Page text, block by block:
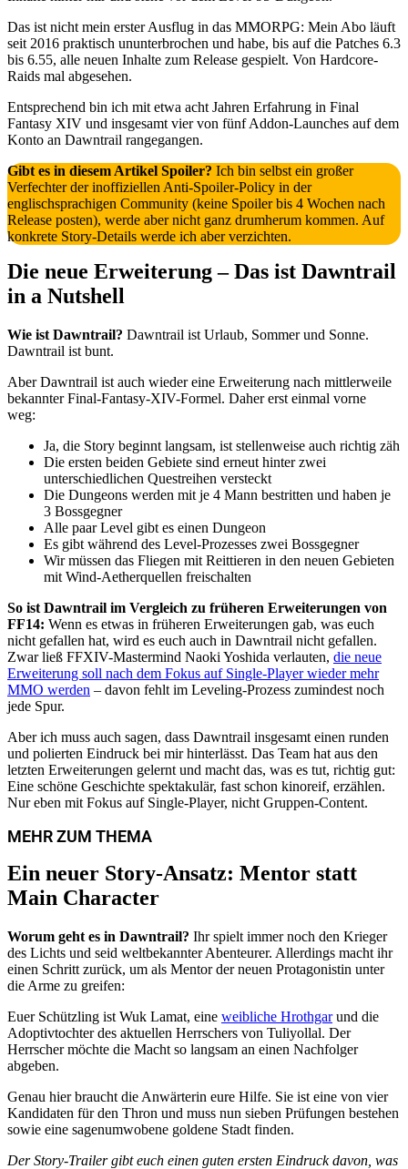
Das ist nicht mein erster Ausflug in das MMORPG: Mein Abo läuft
seit 2016 praktisch ununterbrochen und habe, bis auf die Patches 6.3
bis 6.55, alle neuen Inhalte zum Release gespielt. Von Hardcore-
Raids mal abgesehen.
Entsprechend bin ich mit etwa acht Jahren Erfahrung in Final
Fantasy XIV und insgesamt vier von fünf Addon-Launches auf dem
Konto an Dawntrail rangegangen.
Gibt es in diesem Artikel Spoiler? Ich bin selbst ein großer
Verfechter der inoffiziellen Anti-Spoiler-Policy in der
englischsprachigen Community (keine Spoiler bis 4 Wochen nach
Release posten), werde aber nicht ganz drumherum kommen. Auf
konkrete Story-Details werde ich aber verzichten.
Die neue Erweiterung – Das ist Dawntrail
in a Nutshell
Wie ist Dawntrail? Dawntrail ist Urlaub, Sommer und Sonne.
Dawntrail ist bunt.
Aber Dawntrail ist auch wieder eine Erweiterung nach mittlerweile
bekannter Final-Fantasy-XIV-Formel. Daher erst einmal vorne
weg:
Ja, die Story beginnt langsam, ist stellenweise auch richtig zäh
Die ersten beiden Gebiete sind erneut hinter zwei
unterschiedlichen Questreihen versteckt
Die Dungeons werden mit je 4 Mann bestritten und haben je
3 Bossgegner
Alle paar Level gibt es einen Dungeon
Es gibt während des Level-Prozesses zwei Bossgegner
Wir müssen das Fliegen mit Reittieren in den neuen Gebieten
mit Wind-Aetherquellen freischalten
So ist Dawntrail im Vergleich zu früheren Erweiterungen von
FF14: Wenn es etwas in früheren Erweiterungen gab, was euch
nicht gefallen hat, wird es euch auch in Dawntrail nicht gefallen.
Zwar ließ FFXIV-Mastermind Naoki Yoshida verlauten, die neue
Erweiterung soll nach dem Fokus auf Single-Player wieder mehr
MMO werden – davon fehlt im Leveling-Prozess zumindest noch
jede Spur.
Aber ich muss auch sagen, dass Dawntrail insgesamt einen runden
und polierten Eindruck bei mir hinterlässt. Das Team hat aus den
letzten Erweiterungen gelernt und macht das, was es tut, richtig gut:
Eine schöne Geschichte spektakulär, fast schon kinoreif, erzählen.
Nur eben mit Fokus auf Single-Player, nicht Gruppen-Content.
MEHR ZUM THEMA
Final Fantasy XIV: Evercold – Alles zu Release,
Trailer, Plattformen und mehr
von Sophia Weiss
Ein neuer Story-Ansatz: Mentor statt
Main Character
Worum geht es in Dawntrail? Ihr spielt immer noch den Krieger
des Lichts und seid weltbekannter Abenteurer. Allerdings macht ihr
einen Schritt zurück, um als Mentor der neuen Protagonistin unter
die Arme zu greifen:
Euer Schützling ist Wuk Lamat, eine weibliche Hrothgarund die
Adoptivtochter des aktuellen Herrschers von Tuliyollal. Der
Herrscher möchte die Macht so langsam an einen Nachfolger
abgeben.
Genau hier braucht die Anwärterin eure Hilfe. Sie ist eine von vier
Kandidaten für den Thron und muss nun sieben Prüfungen bestehen
sowie eine sagenumwobene goldene Stadt finden.
Der Story-Trailer gibt euch einen guten ersten Eindruck davon, was